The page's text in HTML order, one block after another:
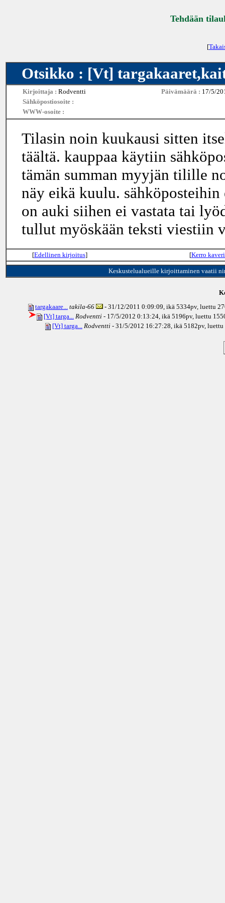
Tehdään
[
Otsikko : [Vt]
Kirjoittaja : Rodventti Päivämäärä : 17/5/
Sähköpostiosoite :
WWW-osoite :
Tilasin noin kuukausi sitten
täältä. kauppaa käytiin
tämän summan myyjän tilille
näy eikä kuulu.
on auki siihen ei vastata tai
tullut myöskään teksti viestiin
[Edellinen kirjoitus] [Kerro
Keskustelualueille kirjoittaminen vaatii
targakaare... takila-66 - 31/12/2011 0:09:09, ikä 5334pv, luettu
[Vt] targa... Rodventti - 17/5/2012 0:13:24, ikä 5196pv, luettu
[Vt] targa... Rodventti - 31/5/2012 16:27:28, ikä 5182pv, luettu